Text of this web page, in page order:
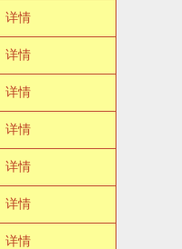
详情
详情
详情
详情
详情
详情
详情